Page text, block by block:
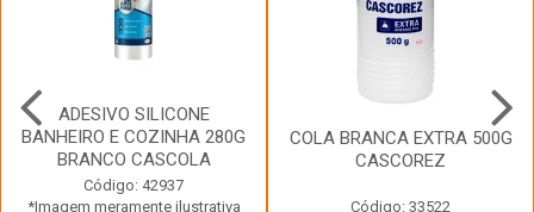
ADESIVO SILICONE
BANHEIRO E COZINHA 280G
BRANCO CASCOLA
Código: 42937
*Imagem meramente ilustrativa
COLA BRANCA EXTRA 500G
CASCOREZ
Código: 33522